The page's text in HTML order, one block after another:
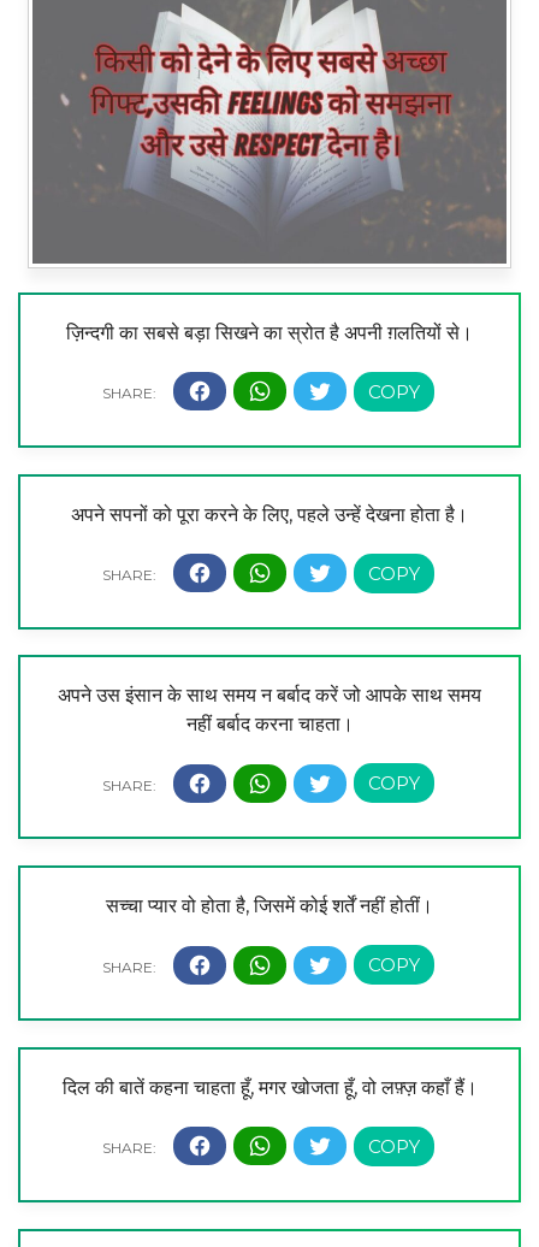
ज़िन्दगी का सबसे बड़ा सिखने का स्रोत है अपनी ग़लतियों से।
अपने सपनों को पूरा करने के लिए, पहले उन्हें देखना होता है।
अपने उस इंसान के साथ समय न बर्बाद करें जो आपके साथ समय
नहीं बर्बाद करना चाहता।
सच्चा प्यार वो होता है, जिसमें कोई शर्तें नहीं होतीं।
दिल की बातें कहना चाहता हूँ, मगर खोजता हूँ, वो लफ़्ज़ कहाँ हैं।